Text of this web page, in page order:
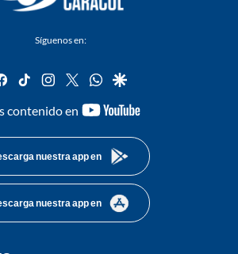
Síguenos en:
facebook
tiktok instagram
twitterwhatsapp
google
contenido en
youtube-
nuestra app en
nuestra app en